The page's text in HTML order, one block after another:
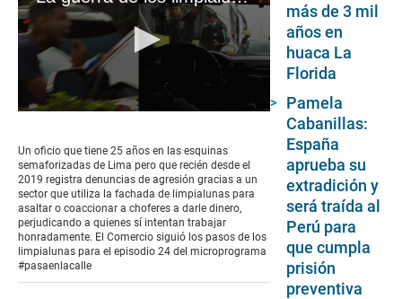
of
9
minutes,
2
seconds
Un oficio que tiene 25 años en las esquinas
semaforizadas de Lima pero que recién desde el
2019 registra denuncias de agresión gracias a un
sector que utiliza la fachada de limpialunas para
asaltar o coaccionar a choferes a darle dinero,
perjudicando a quienes sí intentan trabajar
honradamente. El Comercio siguió los pasos de los
limpialunas para el episodio 24 del microprograma
#pasaenlacalle
más de 3 mil
años en
huaca La
Florida
Pamela
Cabanillas:
España
aprueba su
extradición y
será traída al
Perú para
que cumpla
prisión
preventiva